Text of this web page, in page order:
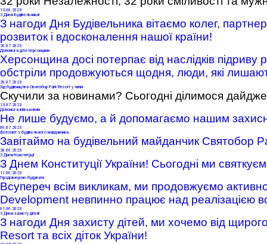
13.08.2023
З Днем Будівельника!
З нагоди Дня Будівельника вітаємо колег,
розвиток і вдосконалення нашої країни!
26.07.2023
Допомога для Херсонщини
Херсонщина досі потерпає від наслідків
обстріли продовжуються щодня, люди, які
20.07.2023
Хід будівництва Святобор Park Resort у липні
Скучили за новинами? Сьогодні ділимося
13.07.2023
Допомога військовим
Не лише будуємо, а й допомагаємо нашим
06.07.2023
Фотозвіт з будівельного майданчика
Завітаймо на будівельний майданчик Святобор
28.06.2023
З Днем Конституції
З Днем Конституції України! Сьогодні ми
11 .06.2023
Продовжуємо будувати
Всупереч всім викликам, ми продовжуємо
Development невпинно працює над реалізацією
01 .06.2023
З Днем захисту дітей!
З нагоди Дня захисту дітей, ми хочемо від
Resort та всіх діток України!